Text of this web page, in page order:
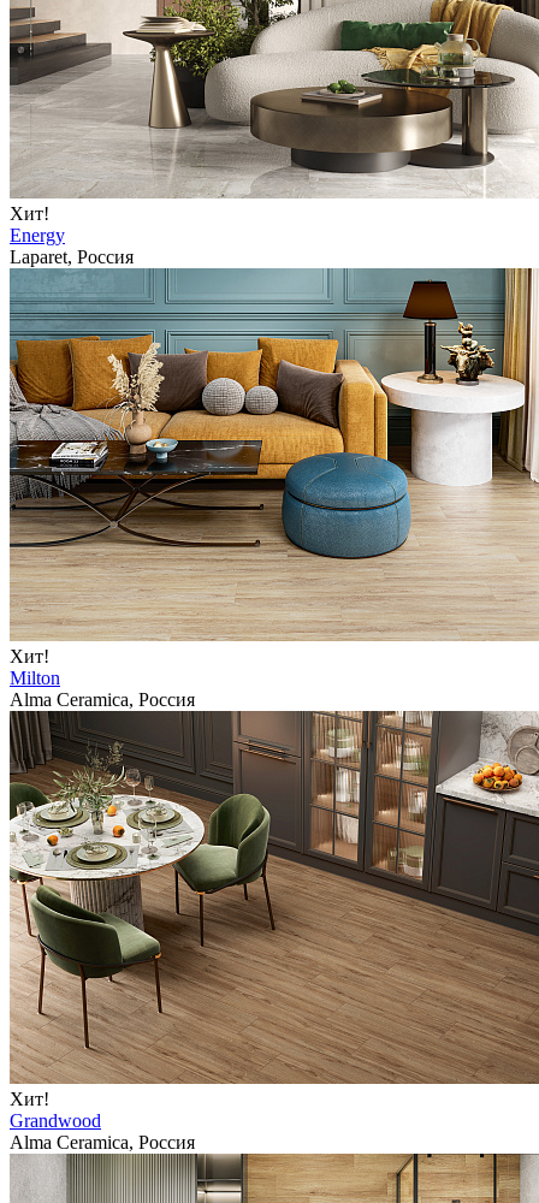
Хит!
Energy
Laparet, Россия
Хит!
Milton
Alma Ceramica, Россия
Хит!
Grandwood
Alma Ceramica, Россия